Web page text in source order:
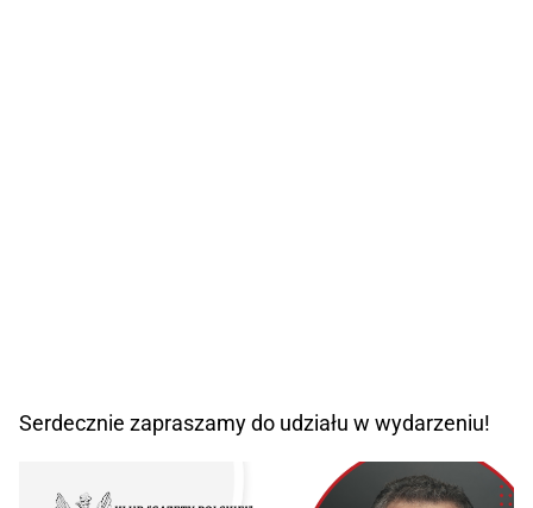
Serdecznie zapraszamy do udziału w wydarzeniu!